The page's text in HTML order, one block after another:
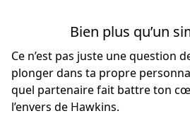
Bien plus qu’un
Ce n’est pas juste une question
plonger dans ta propre
quel partenaire fait battre ton
l’envers de Hawkins.